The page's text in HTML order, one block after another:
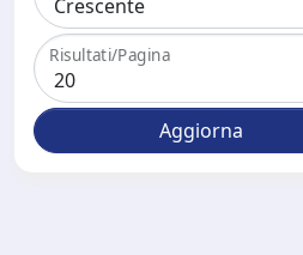
Risultati/Pagina